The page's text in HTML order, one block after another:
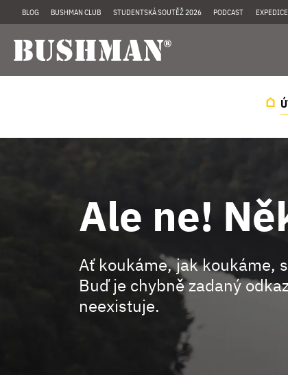
BLOG BUSHMAN CLUB STUDENTSKÁ SOUTĚŽ 2026 PODCAST
Ale ne!
Ať koukáme, jak koukáme,
Buď je chybně zadaný
neexistuje.